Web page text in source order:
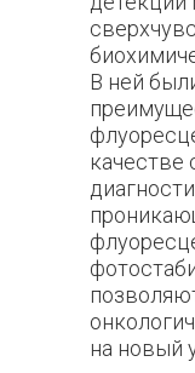
В ней
качестве
на новый